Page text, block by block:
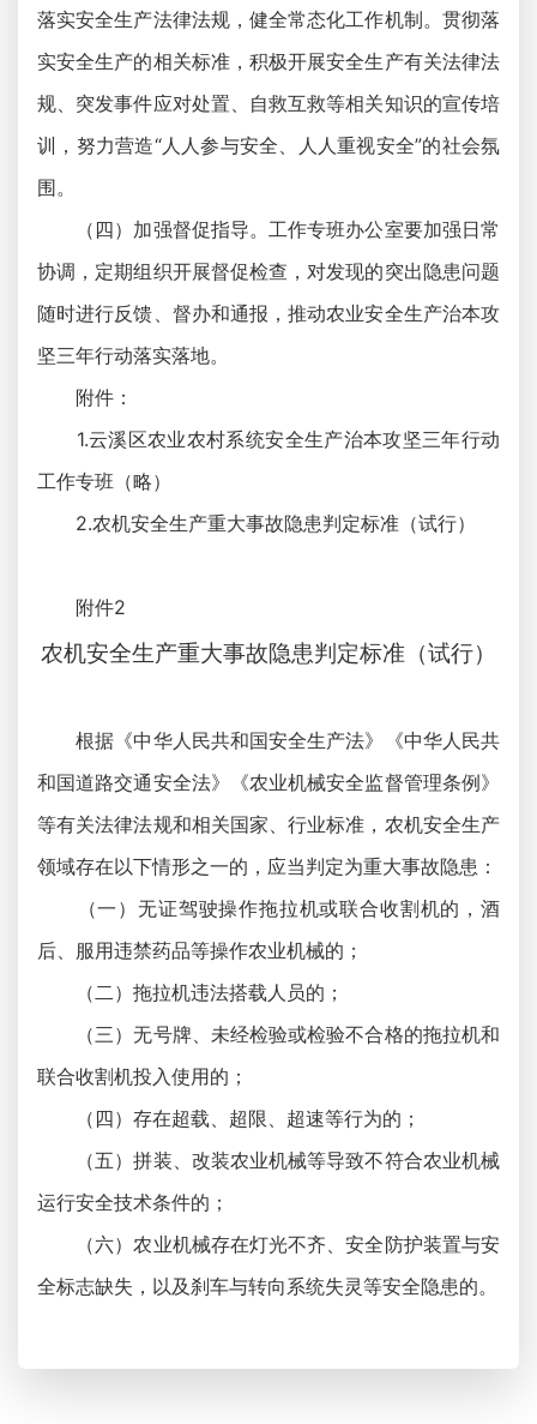
落实安全生产法律法规，健全常态化工作机制。贯彻落
实安全生产的相关标准，积极开展安全生产有关法律法
规、突发事件应对处置、自救互救等相关知识的宣传培
训，努力营造“人人参与安全、人人重视安全”的社会氛
围。
（四）加强督促指导。工作专班办公室要加强日常
协调，定期组织开展督促检查，对发现的突出隐患问题
随时进行反馈、督办和通报，推动农业安全生产治本攻
坚三年行动落实落地。
附件：
1.云溪区农业农村系统安全生产治本攻坚三年行动
工作专班（略）
2.农机安全生产重大事故隐患判定标准（试行）
附件2
农机安全生产重大事故隐患判定标准（试行）
根据《中华人民共和国安全生产法》《中华人民共
和国道路交通安全法》《农业机械安全监督管理条例》
等有关法律法规和相关国家、行业标准，农机安全生产
领域存在以下情形之一的，应当判定为重大事故隐患：
（一）无证驾驶操作拖拉机或联合收割机的，酒
后、服用违禁药品等操作农业机械的；
（二）拖拉机违法搭载人员的；
（三）无号牌、未经检验或检验不合格的拖拉机和
联合收割机投入使用的；
（四）存在超载、超限、超速等行为的；
（五）拼装、改装农业机械等导致不符合农业机械
运行安全技术条件的；
（六）农业机械存在灯光不齐、安全防护装置与安
全标志缺失，以及刹车与转向系统失灵等安全隐患的。